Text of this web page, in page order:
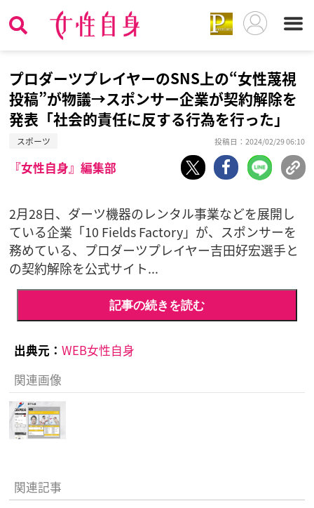
プロダーツプレイヤーのSNS上の“女性蔑視
投稿”が物議→スポンサー企業が契約解除を
発表「社会的責任に反する行為を行った」
スポーツ 投稿日：2024/02/29 06:10
『女性自身』編集部
2月28日、ダーツ機器のレンタル事業などを展開し
ている企業「10 Fields Factory」が、スポンサーを
務めている、プロダーツプレイヤー吉田好宏選手と
の契約解除を公式サイト...
記事の続きを読む
出典元： WEB女性自身
関連画像
関連記事